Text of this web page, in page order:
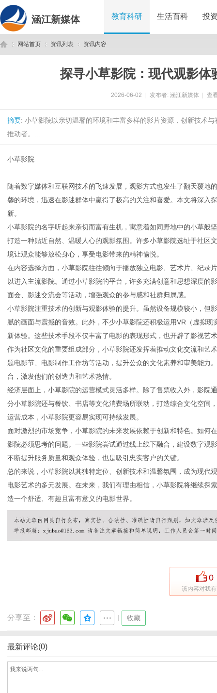
涵江新媒体 教育科研 生活百科 投
网站首页 资讯列表 资讯内容
探寻小草影院：现代观影体
2026-06-02 发布者: 涵江新媒体 查
摘要: 小草影院以亲切温馨的环境和丰富多样的影片资源，创新技术
推动者。...
小草影院
随着数字媒体和互联网技术的飞速发展，观影方式也发生了翻天覆地
馨的环境，迅速在影迷群体中赢得了极高的关注和喜爱。本文将深入
新。
小草影院的名字听起来亲切而富有生机，寓意着如同野地中的小草般
打造一种贴近自然、温暖人心的观影氛围。许多小草影院选址于社区
境让观众能够放松身心，享受电影带来的精神愉悦。
在内容选择方面，小草影院往往倾向于播放独立电影、艺术片、纪录
以进入主流影院。通过小草影院的平台，许多充满创意和思想深度的
面会、影迷交流会等活动，增强观众的参与感和社群归属感。
小草影院注重技术的创新与观影体验的提升。虽然设备规模较小，但
腻的画面与震撼的音效。此外，不少小草影院还积极运用VR（虚拟
新体验。这些技术手段不仅丰富了电影的表现形式，也开辟了影视艺
作为社区文化的重要组成部分，小草影院还发挥着推动文化交流和艺
题电影节、电影制作工作坊等活动，提升公众的文化素养和审美能力
台，激发他们的创造力和艺术热情。
经济层面上，小草影院的运营模式灵活多样。除了售票收入外，影院
分小草影院还与餐饮、书店等文化消费场所联动，打造综合文化空间
运营成本，小草影院更容易实现可持续发展。
面对激烈的市场竞争，小草影院的未来发展依赖于创新和特色。如何
影院必须思考的问题。一些影院尝试通过线上线下融合，建设数字观
不断提升服务质量和观众体验，也是吸引忠实客户的关键。
总的来说，小草影院以其独特定位、创新技术和温馨氛围，成为现代
电影艺术的多元发展。在未来，我们有理由相信，小草影院将继续探
造一个舒适、有趣且富有意义的电影世界。
0
该内容对我
分享至： 收藏
最新评论(0)